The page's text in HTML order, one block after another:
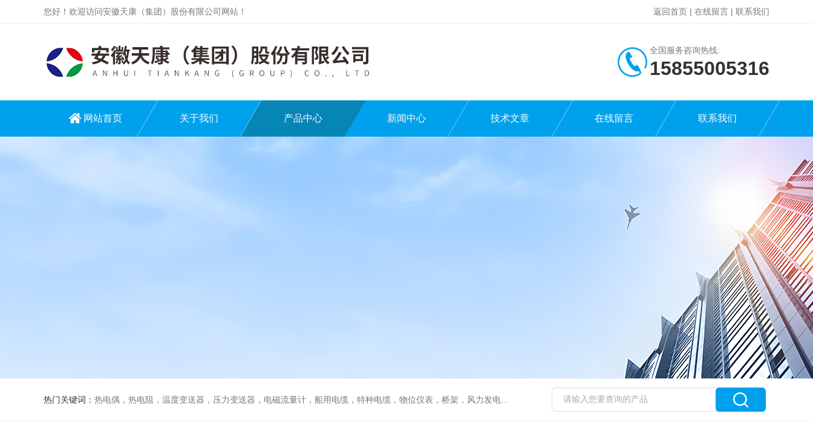
您好！欢迎访问安徽天康（集团）股份有限公司网站！ 返回首页 | 在线留言 | 联系我们
全国服务咨询热线:
15855005316
网站首页 关于我们 产品中心 新闻中心 技术文章 在线留言 联系我们
热门关键词： 热电偶，热电阻，温度变送器，压力变送器，电磁流量计，船用电缆，特种电缆，物位仪表，桥架，风力发电用电缆